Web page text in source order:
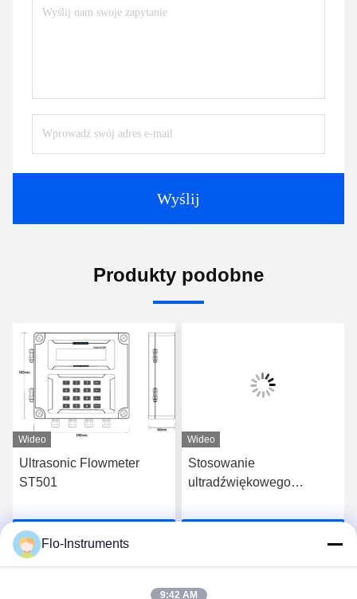
Wyślij
Produkty podobne
Wideo
Ultrasonic Flowmeter
ST501
Najlepszą cenę
Wideo
Stosowanie
ultradźwiękowego
morskiej
Flo-Instruments
9:42 AM